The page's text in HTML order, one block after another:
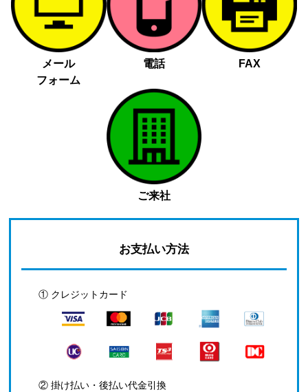
メール
フォーム
電話 FAX
ご来社
お支払い方法
① クレジットカード
② 掛け払い・後払い代金引換